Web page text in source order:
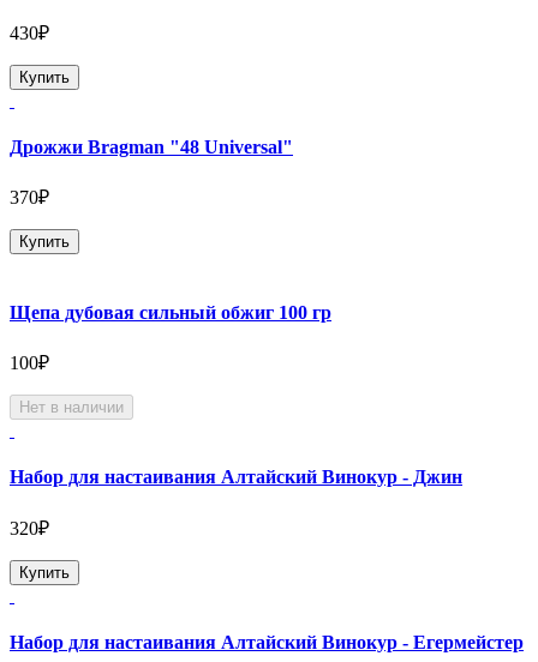
430₽
Купить
Дрожжи Bragman "48 Universal"
370₽
Купить
Щепа дубовая сильный обжиг 100 гр
100₽
Нет в наличии
Набор для настаивания Алтайский Винокур - Джин
320₽
Купить
Набор для настаивания Алтайский Винокур - Егермейстер